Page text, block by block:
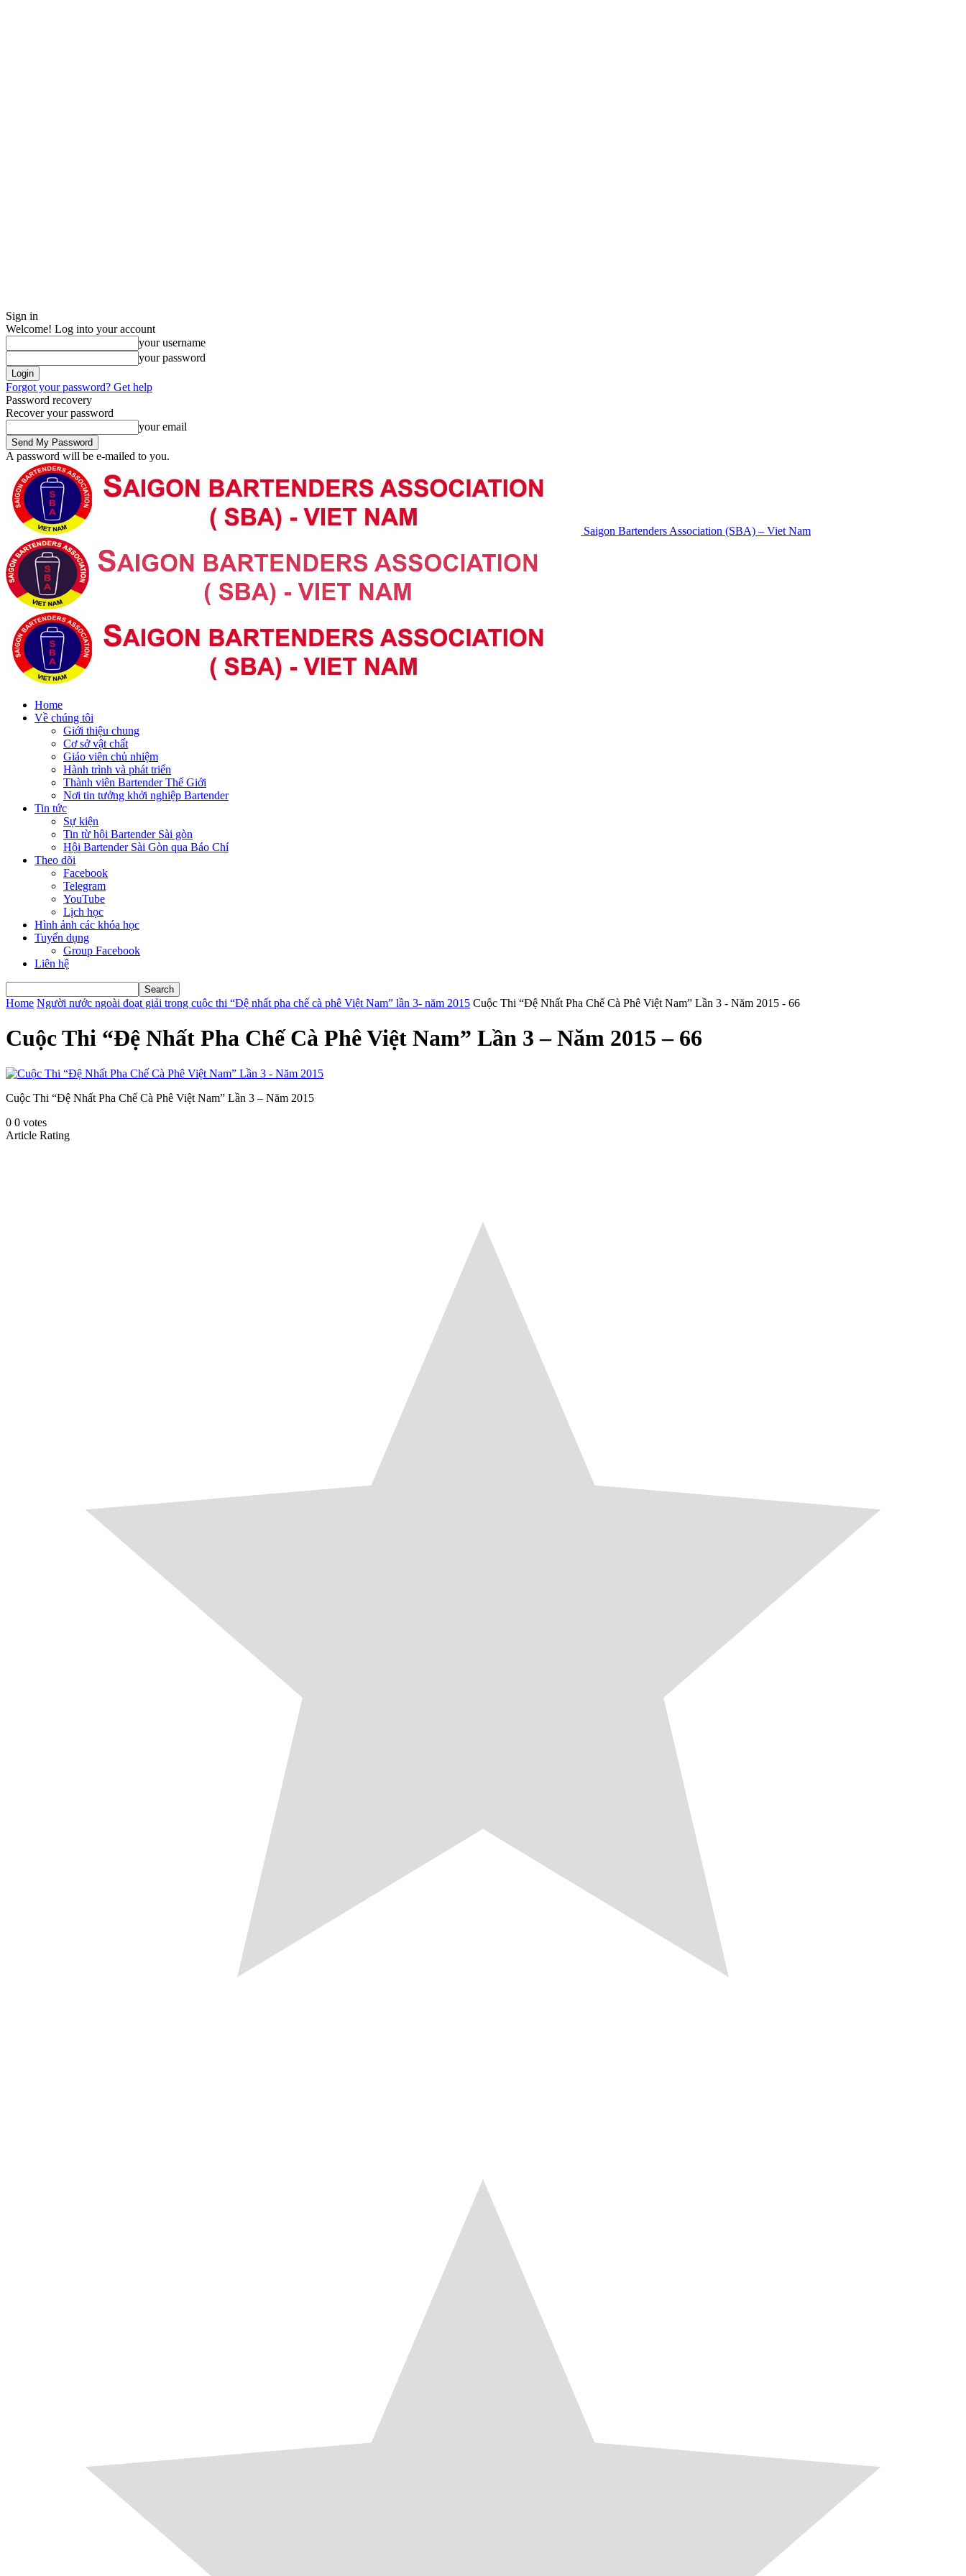
Sign in
Welcome! Log into your account
your username
your password
Forgot your password? Get help
Password recovery
Recover your password
your email
A password will be e-mailed to you.
Saigon Bartenders Association (SBA) – Viet Nam
Home
Về chúng tôi
Giới thiệu chung
Cơ sở vật chất
Giáo viên chủ nhiệm
Hành trình và phát triển
Thành viên Bartender Thế Giới
Nơi tin tưởng khởi nghiệp Bartender
Tin tức
Sự kiện
Tin từ hội Bartender Sài gòn
Hội Bartender Sài Gòn qua Báo Chí
Theo dõi
Facebook
Telegram
YouTube
Lịch học
Hình ảnh các khóa học
Tuyển dụng
Group Facebook
Liên hệ
Home Người nước ngoài đoạt giải trong cuộc thi “Đệ nhất pha chế cà phê Việt Nam” lần 3- năm 2015 Cuộc Thi “Đệ Nhất Pha Chế Cà Phê Việt Nam” Lần 3 - Năm 2015 - 66
Cuộc Thi “Đệ Nhất Pha Chế Cà Phê Việt Nam” Lần 3 – Năm 2015 – 66
Cuộc Thi “Đệ Nhất Pha Chế Cà Phê Việt Nam” Lần 3 – Năm 2015
0 0 votes
Article Rating